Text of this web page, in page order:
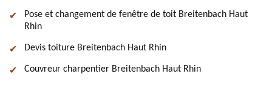
Pose et changement de fenêtre de toit Breitenbach Haut
Rhin
Devis toiture Breitenbach Haut Rhin
Couvreur charpentier Breitenbach Haut Rhin